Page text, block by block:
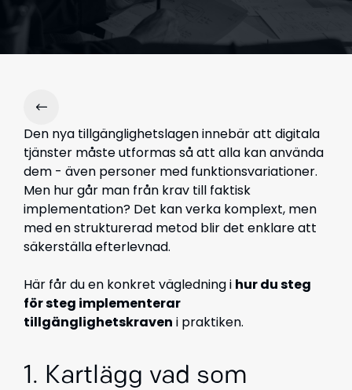
Den nya tillgänglighetslagen innebär att digitala
tjänster måste utformas så att alla kan använda
dem - även personer med funktionsvariationer.
Men hur går man från krav till faktisk
implementation? Det kan verka komplext, men
med en strukturerad metod blir det enklare att
säkerställa efterlevnad.
Här får du en konkret vägledning i hur du steg
för steg implementerar
tillgänglighetskraven i praktiken.
1. Kartlägg vad som